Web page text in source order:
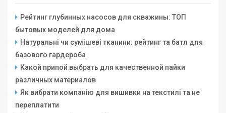
Рейтинг глубинных насосов для скважины: ТОП
бытовых моделей для дома
Натуральні чи сумішеві тканини: рейтинг та батл для
базового гардероба
Какой припой выбрать для качественной пайки
различных материалов
Як вибрати компанію для вишивки на текстилі та не
переплатити